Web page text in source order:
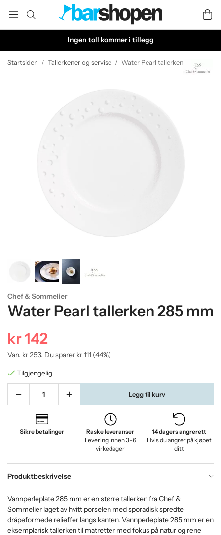
Ingen toll kommer i tillegg
Startsiden / Tallerkener og servise / Water Pearl tallerken 285 mm
Chef & Sommelier
Water Pearl tallerken 285 mm
kr 142
Van. kr 253. Du sparer kr 111 (44%)
Tilgjengelig
Legg til kurv
Sikre betalinger
Raske leveranser
Levering innen 3–6
virkedager
14 dagers angrerett
Hvis du angrer på kjøpet
ditt
Produktbeskrivelse
Vannperleplate 285 mm er en større tallerken fra Chef &
Sommelier laget av hvitt porselen med sporadisk spredte
dråpeformede relieffer langs kanten. Vannperleplate 285 mm er en
eksemplarisk tallerken til matretter med fokus på natur og rene